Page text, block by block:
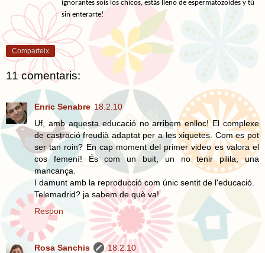
ignorantes sois los chicos, estás lleno de espermatozoides y tú
sin enterarte!
Comparteix
11 comentaris:
Enric Senabre 18.2.10
Uf, amb aquesta educació no arribem enlloc! El complexe
de castració freudià adaptat per a les xiquetes. Com es pot
ser tan roin? En cap moment del primer video es valora el
cos femení! És com un buit, un no tenir pilila, una
mancança.
I damunt amb la reproducció com únic sentit de l'educació.
Telemadrid? ja sabem de què va!
Respon
Rosa Sanchis
18.2.10